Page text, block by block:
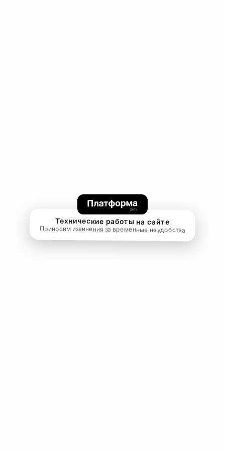
Технические работы на сайте
Приносим извинения за временные неудобства